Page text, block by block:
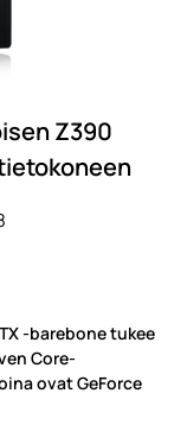
Z390
-barebone tukee
Core-
ovat GeForce